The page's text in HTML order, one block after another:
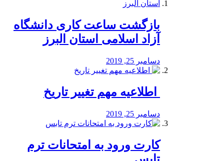
بازگشت ساعت کاری دانشگاه
آزاد اسلامی استان البرز
دسامبر 25, 2019
️ اطلاعیه مهم تغییر تاریخ
دسامبر 25, 2019
کارت ورود به امتحانات ترم